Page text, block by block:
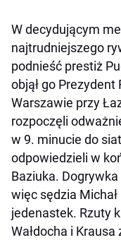
W decydującym
najtrudniejszego
podnieść prestiż
objął go Prezydent
Warszawie przy
rozpoczęli
w 9. minucie do
odpowiedzieli w
Baziuka.
więc sędzia
jedenastek. Rzuty
Wałdocha i